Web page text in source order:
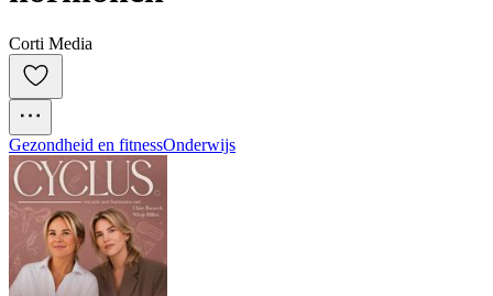
Corti Media
Gezondheid en fitnessOnderwijs